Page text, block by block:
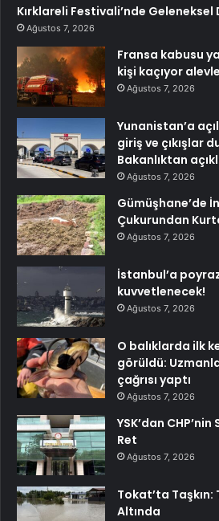
Kırklareli Festivali’nde Geleneksel
Ağustos 7, 2026
Fransa kabusu
kişi kaçıyor
Ağustos 7, 2026
Yunanistan’a
giriş ve çıkışlar
Bakanlıktan
Ağustos 7, 2026
Gümüşhane’de
Çukurundan
Ağustos 7, 2026
İstanbul’a
kuvvetlenecek!
Ağustos 7, 2026
O balıklarda ilk
görüldü:
çağrısı yaptı
Ağustos 7, 2026
YSK’dan
Ret
Ağustos 7, 2026
Tokat’ta Taşkın:
Altında